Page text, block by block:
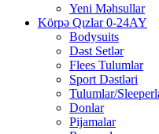
Yeni Məhsullar
Körpə Qızlar 0-24AY
Bodysuits
Dəst Setlər
Flees Tulumlar
Sport Dəstləri
Tulumlar/
Donlar
Pijamalar